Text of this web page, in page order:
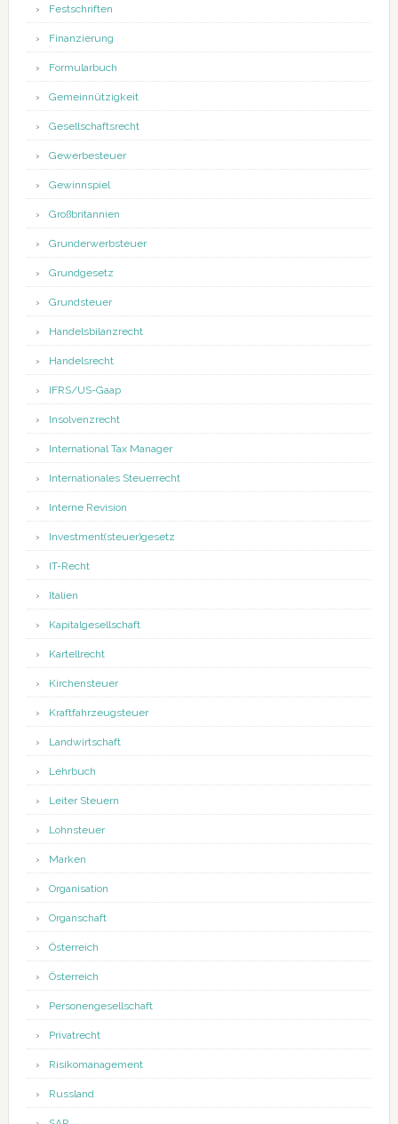
Festschriften
Finanzierung
Formularbuch
Gemeinnützigkeit
Gesellschaftsrecht
Gewerbesteuer
Gewinnspiel
Großbritannien
Grunderwerbsteuer
Grundgesetz
Grundsteuer
Handelsbilanzrecht
Handelsrecht
IFRS/US-Gaap
Insolvenzrecht
International Tax Manager
Internationales Steuerrecht
Interne Revision
Investment(steuer)gesetz
IT-Recht
Italien
Kapitalgesellschaft
Kartellrecht
Kirchensteuer
Kraftfahrzeugsteuer
Landwirtschaft
Lehrbuch
Leiter Steuern
Lohnsteuer
Marken
Organisation
Organschaft
Österreich
Österreich
Personengesellschaft
Privatrecht
Risikomanagement
Russland